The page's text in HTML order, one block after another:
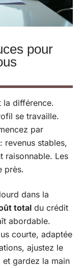
pour
la différence.
se travaille.
par
revenus stables,
raisonnable. Les
près.
dans la
total du crédit
abordable.
courte, adaptée
ajustez le
et gardez la main